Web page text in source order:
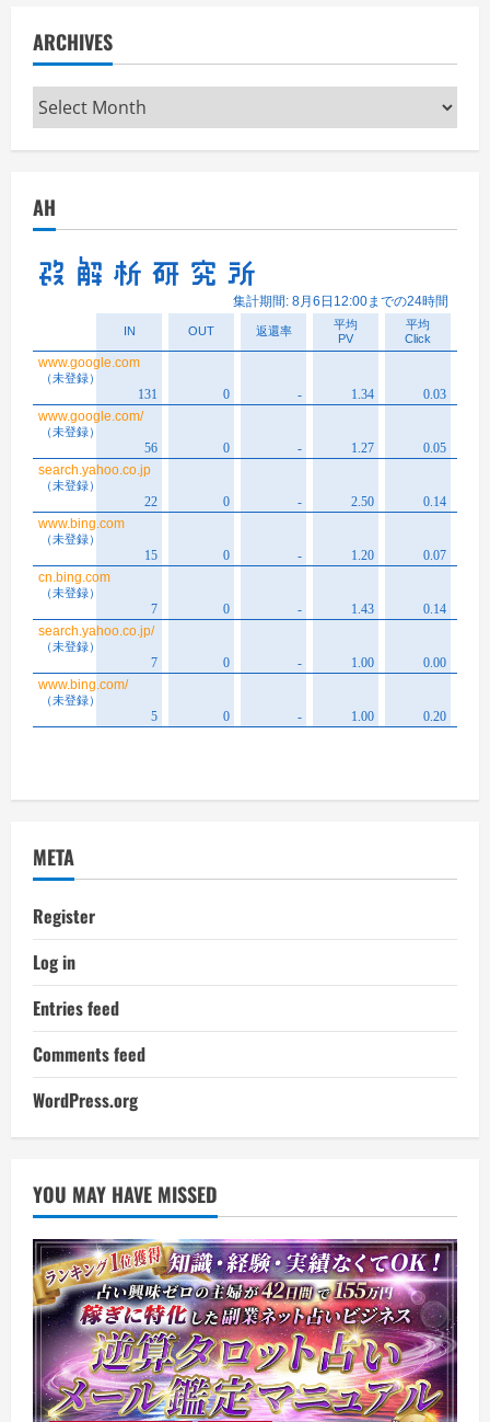
ARCHIVES
Archives
AH
META
Register
Log in
Entries feed
Comments feed
WordPress.org
YOU MAY HAVE MISSED